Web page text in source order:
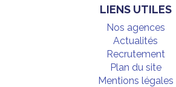
LIENS UTILES
Nos agences
Actualités
Recrutement
Plan du site
Mentions légales